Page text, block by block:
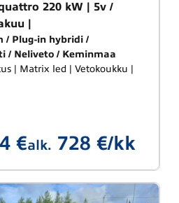
220 kW | 5v /
|
Plug-in hybridi
Neliveto
Keminmaa
|
€alk. 728 €/kk